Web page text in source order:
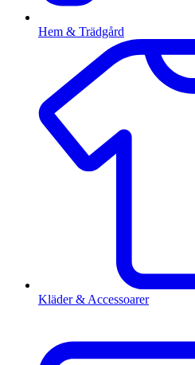
Hem & Trädgård
Kläder & Accessoarer